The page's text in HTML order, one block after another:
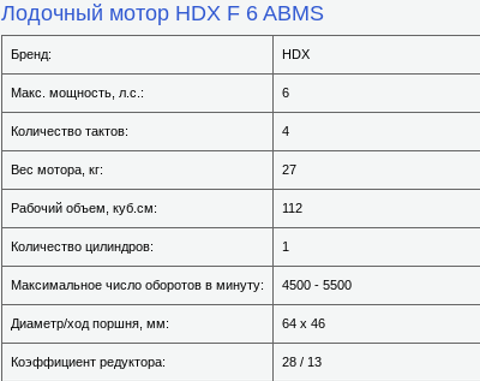
Лодочный мотор HDX F 6 ABMS
Бренд: HDX
Макс. мощность, л.с.: 6
Количество тактов: 4
Вес мотора, кг: 27
Рабочий объем, куб.см: 112
Количество цилиндров: 1
Максимальное число оборотов в минуту: 4500 - 5500
Диаметр/ход поршня, мм: 64 х 46
Коэффициент редуктора: 28 / 13